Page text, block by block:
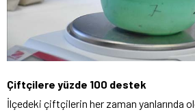
Çiftçilere yüzde 100 destek
İlçedeki çiftçilerin her zaman yanlarında